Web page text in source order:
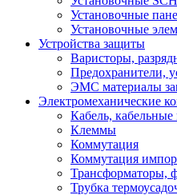
Установочные
Установочные
Устройства защиты
Варисторы,
Предохранители,
ЭМС материалы
Электромеханические
Кабель,
Клеммы
Коммутация
Коммутация
Трансформаторы,
Трубка